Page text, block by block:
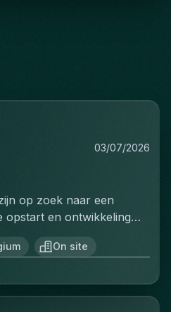
03/07/2026
op zoek naar een
opstart en ontwikkeling
productielijn voor
Je bent
volledige uitrol van dit
de opstartfase tot het
On site